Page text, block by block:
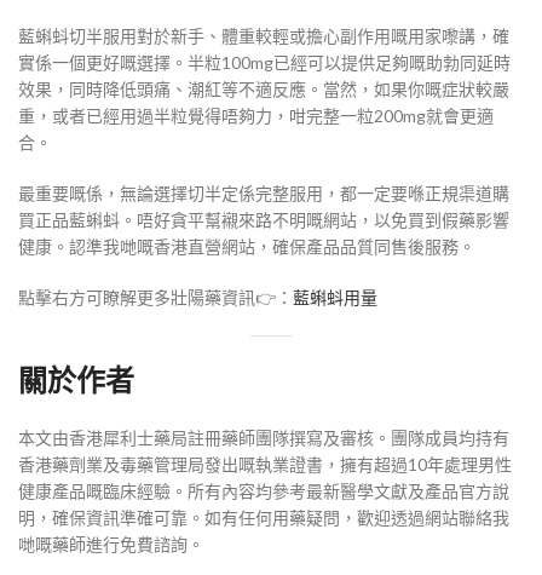
藍蝌蚪切半服用對於新手、體重較輕或擔心副作用嘅用家嚟講，確
實係一個更好嘅選擇。半粒100mg已經可以提供足夠嘅助勃同延時
效果，同時降低頭痛、潮紅等不適反應。當然，如果你嘅症狀較嚴
重，或者已經用過半粒覺得唔夠力，咁完整一粒200mg就會更適
合。
最重要嘅係，無論選擇切半定係完整服用，都一定要喺正規渠道購
買正品藍蝌蚪。唔好貪平幫襯來路不明嘅網站，以免買到假藥影響
健康。認準我哋嘅香港直營網站，確保產品品質同售後服務。
點擊右方可瞭解更多壯陽藥資訊👉： 藍蝌蚪用量
關於作者
本文由香港犀利士藥局註冊藥師團隊撰寫及審核。團隊成員均持有
香港藥劑業及毒藥管理局發出嘅執業證書，擁有超過10年處理男性
健康產品嘅臨床經驗。所有內容均參考最新醫學文獻及產品官方說
明，確保資訊準確可靠。如有任何用藥疑問，歡迎透過網站聯絡我
哋嘅藥師進行免費諮詢。